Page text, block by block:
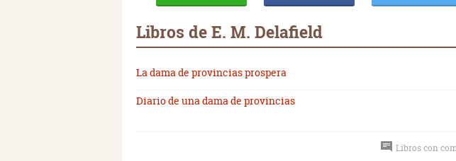
Libros de E. M. Delafield
La dama de provincias prospera
Diario de una dama de provincias
Libros con